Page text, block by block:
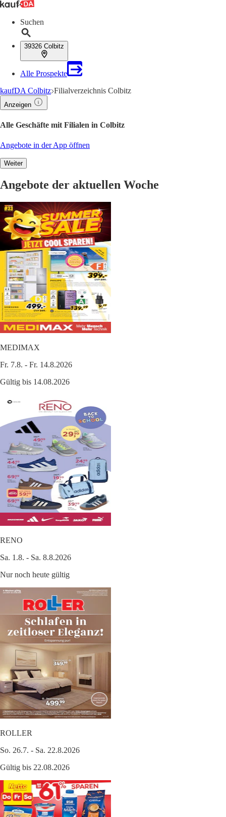
Suchen
39326 Colbitz
Alle Prospekte
kaufDA Colbitz Filialverzeichnis Colbitz
Anzeigen
Alle Geschäfte mit Filialen in Colbitz
Angebote in der App öffnen
Weiter
Angebote der aktuellen Woche
MEDIMAX
Fr. 7.8. - Fr. 14.8.2026
Gültig bis 14.08.2026
RENO
Sa. 1.8. - Sa. 8.8.2026
Nur noch heute gültig
ROLLER
So. 26.7. - Sa. 22.8.2026
Gültig bis 22.08.2026